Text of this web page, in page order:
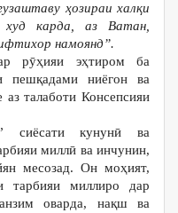
ҳозираи халқи
худ карда ,аз Ватан
намоянд”.
рӯҳияи эҳтиром ба
пешқадами ниёгон ва
талаботи Консепсияи
сиёсати кунунӣ ва
миллӣ ва инчунин,
месозад. Он моҳият,
тарбияи миллиро дар
оварда, нақш ва